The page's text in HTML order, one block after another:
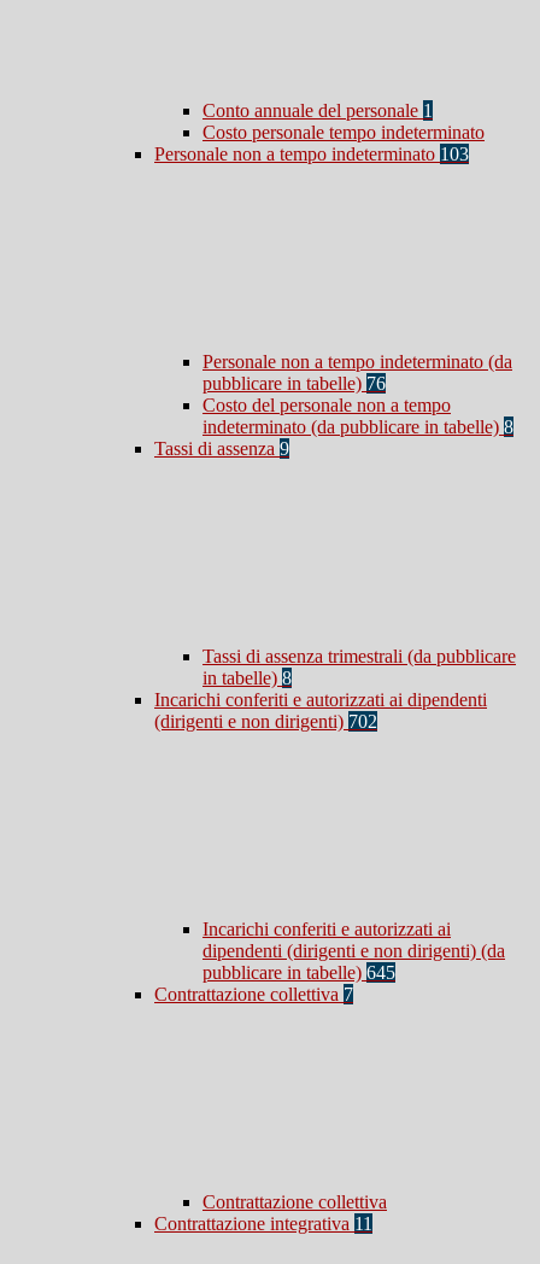
Conto annuale del personale 1
Costo personale tempo indeterminato
Personale non a tempo indeterminato 103
Personale non a tempo indeterminato (da
pubblicare in tabelle) 76
Costo del personale non a tempo
indeterminato (da pubblicare in tabelle) 8
Tassi di assenza 9
Tassi di assenza trimestrali (da pubblicare
in tabelle) 8
Incarichi conferiti e autorizzati ai dipendenti
(dirigenti e non dirigenti) 702
Incarichi conferiti e autorizzati ai
dipendenti (dirigenti e non dirigenti) (da
pubblicare in tabelle) 645
Contrattazione collettiva 7
Contrattazione collettiva
Contrattazione integrativa 11